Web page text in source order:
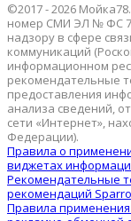
©2017 - 2026
номер СМИ ЭЛ № ФС
надзору в сфере
коммуникаций
информационном
рекомендательные
предоставления
анализа сведений,
сети «Интернет»,
Федерации).
Правила о
виджетах
Рекомендательные
рекомендаций
Правила